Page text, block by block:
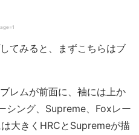
てみると、まずこちらはブ
レムが前面に、袖には上か
シング、Supreme、Foxレー
大きくHRCとSupremeが描